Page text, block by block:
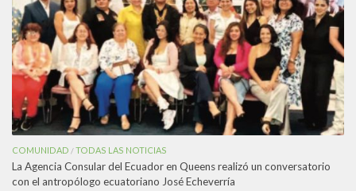
COMUNIDAD /TODAS LAS NOTICIAS
La Agencia Consular del Ecuador en Queens realizó un conversatorio
con el antropólogo ecuatoriano José Echeverría